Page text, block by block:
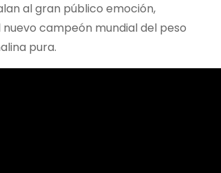
al gran público emoción,
campeón mundial del peso
pura.